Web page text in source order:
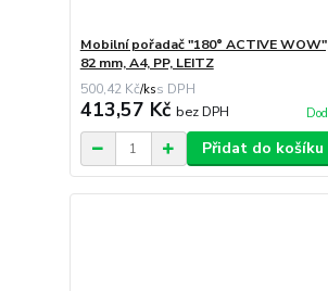
Mobilní pořadač "180° ACTIVE
82 mm, A4, PP, LEITZ
500,42 Kč/ks
413,57 Kč bez DPH
Přidat do košíku